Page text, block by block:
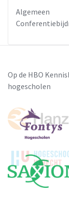
Algemeen
Op de HBO
hogescholen